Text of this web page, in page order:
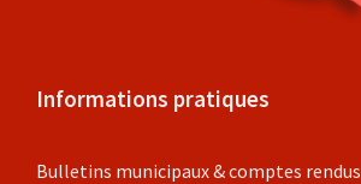
Informations pratiques
Bulletins municipaux & comptes rendus